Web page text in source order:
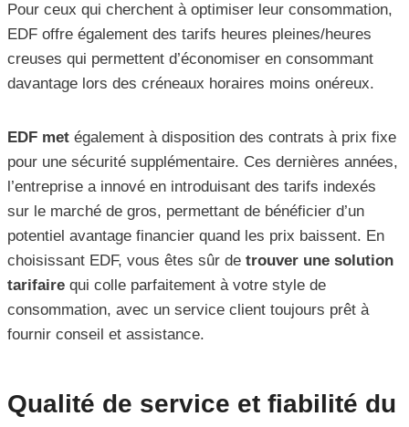
Pour ceux qui cherchent à optimiser leur consommation,
EDF offre également des tarifs heures pleines/heures
creuses qui permettent d’économiser en consommant
davantage lors des créneaux horaires moins onéreux.
EDF met également à disposition des contrats à prix fixe
pour une sécurité supplémentaire. Ces dernières années,
l’entreprise a innové en introduisant des tarifs indexés
sur le marché de gros, permettant de bénéficier d’un
potentiel avantage financier quand les prix baissent. En
choisissant EDF, vous êtes sûr de trouver une solution
tarifaire qui colle parfaitement à votre style de
consommation, avec un service client toujours prêt à
fournir conseil et assistance.
Qualité de service et fiabilité du